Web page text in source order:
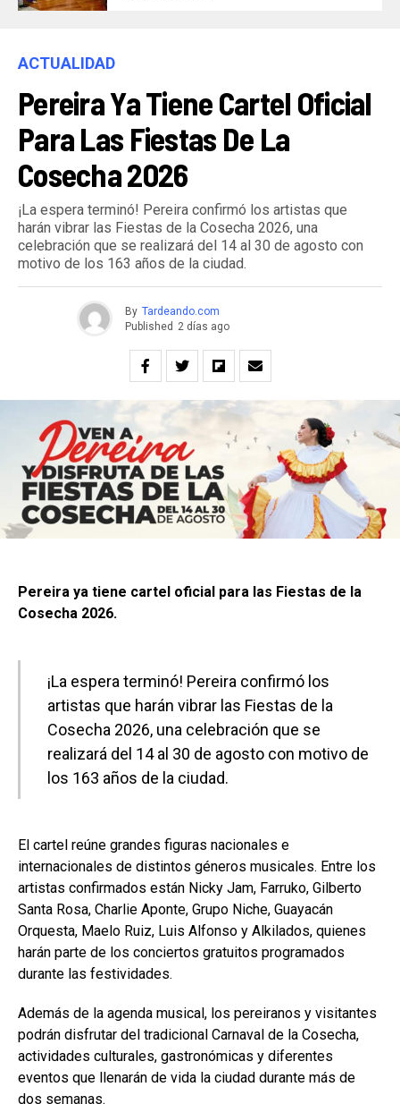
ACTUALIDAD
Pereira Ya Tiene Cartel Oficial
Para Las Fiestas De La
Cosecha 2026
¡La espera terminó! Pereira confirmó los artistas que
harán vibrar las Fiestas de la Cosecha 2026, una
celebración que se realizará del 14 al 30 de agosto con
motivo de los 163 años de la ciudad.
By Tardeando.com
Published 2 días ago
Pereira ya tiene cartel oficial para las Fiestas de la
Cosecha 2026.
¡La espera terminó! Pereira confirmó los
artistas que harán vibrar las Fiestas de la
Cosecha 2026, una celebración que se
realizará del 14 al 30 de agosto con motivo de
los 163 años de la ciudad.
El cartel reúne grandes figuras nacionales e
internacionales de distintos géneros musicales. Entre los
artistas confirmados están Nicky Jam, Farruko, Gilberto
Santa Rosa, Charlie Aponte, Grupo Niche, Guayacán
Orquesta, Maelo Ruiz, Luis Alfonso y Alkilados, quienes
harán parte de los conciertos gratuitos programados
durante las festividades.
Además de la agenda musical, los pereiranos y visitantes
podrán disfrutar del tradicional Carnaval de la Cosecha,
actividades culturales, gastronómicas y diferentes
eventos que llenarán de vida la ciudad durante más de
dos semanas.